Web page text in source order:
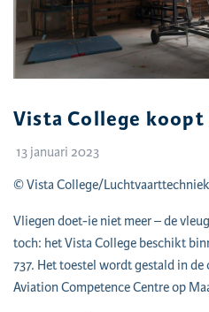
Vista College koopt
13 januari 2023
© Vista College/Luchtvaarttechniek
Vliegen doet-ie niet meer – de
toch: het Vista College beschikt
737. Het toestel wordt gestald in
Aviation Competence Centre op